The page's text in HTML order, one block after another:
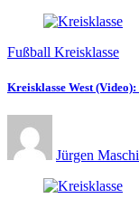
Fußball Kreisklasse
Kreisklasse West
Jürgen